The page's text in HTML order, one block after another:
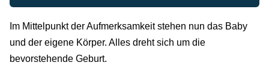
Im Mittelpunkt der Aufmerksamkeit stehen nun das Baby
und der eigene Körper. Alles dreht sich um die
bevorstehende Geburt.